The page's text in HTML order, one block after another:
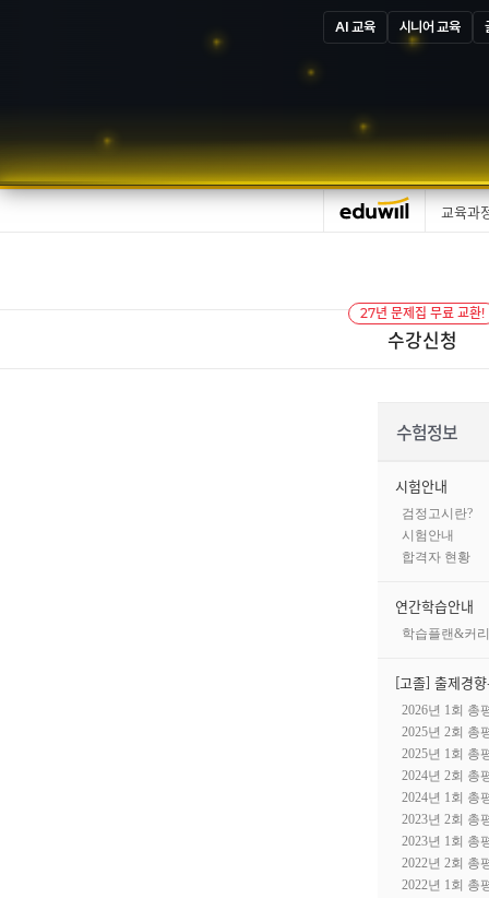
AI 교육 시니어 교육
교육과
수강신청
27년 문제집 무료 교환!
수험정보
시험안내
검정고시란?
시험안내
합격자 현황
연간학습안내
학습플랜&커
[고졸] 출제경
2026년 1회 총
2025년 2회 총
2025년 1회 총
2024년 2회 총
2024년 1회 총
2023년 2회 총
2023년 1회 총
2022년 2회 총
2022년 1회 총